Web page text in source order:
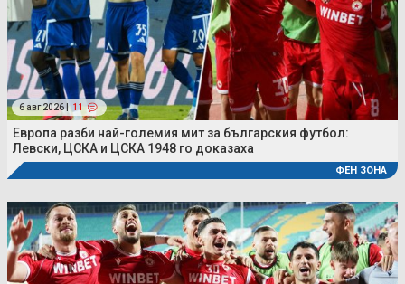
6 авг 2026 | 11
Европа разби най-големия мит за българския футбол:
Левски, ЦСКА и ЦСКА 1948 го доказаха
ФЕН ЗОНА